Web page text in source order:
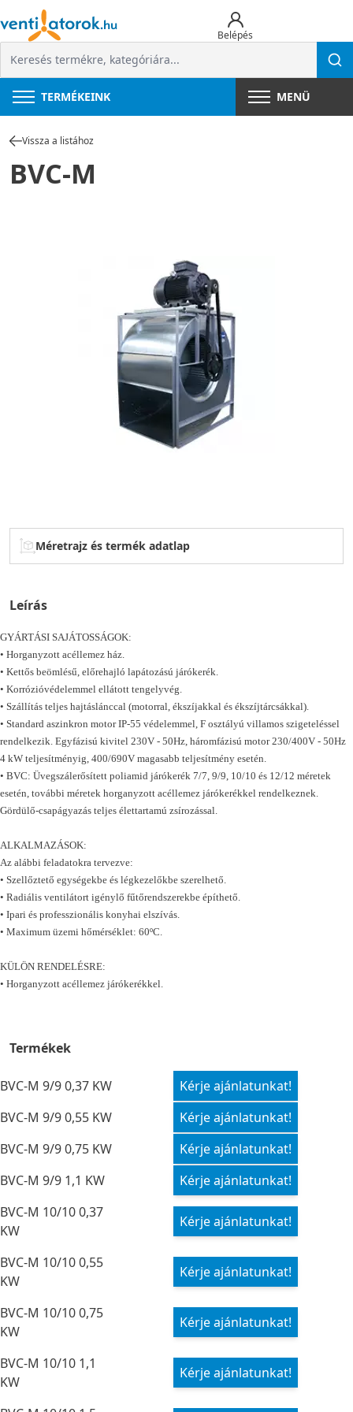
Belépés
TERMÉKEINK MENÜ
Vissza a listához
BVC-M
Méretrajz és termék adatlap
Leírás
GYÁRTÁSI SAJÁTOSSÁGOK:
• Horganyzott acéllemez ház.
• Kettős beömlésű, előrehajló lapátozású járókerék.
• Korrózióvédelemmel ellátott tengelyvég.
• Szállítás teljes hajtáslánccal (motorral, ékszíjakkal és ékszíjtárcsákkal).
• Standard aszinkron motor IP-55 védelemmel, F osztályú villamos szigeteléssel
rendelkezik. Egyfázisú kivitel 230V - 50Hz, háromfázisú motor 230/400V - 50Hz
4 kW teljesítményig, 400/690V magasabb teljesítmény esetén.
• BVC: Üvegszálerősített poliamid járókerék 7/7, 9/9, 10/10 és 12/12 méretek
esetén, további méretek horganyzott acéllemez járókerékkel rendelkeznek.
Gördülő-csapágyazás teljes élettartamú zsírozással.
ALKALMAZÁSOK:
Az alábbi feladatokra tervezve:
• Szellőztető egységekbe és légkezelőkbe szerelhető.
• Radiális ventilátort igénylő fűtőrendszerekbe építhető.
• Ipari és professzionális konyhai elszívás.
• Maximum üzemi hőmérséklet: 60ºC.
KÜLÖN RENDELÉSRE:
• Horganyzott acéllemez járókerékkel.
Termékek
BVC-M 9/9 0,37 KW
Kérje ajánlatunkat!
BVC-M 9/9 0,55 KW
Kérje ajánlatunkat!
BVC-M 9/9 0,75 KW
Kérje ajánlatunkat!
BVC-M 9/9 1,1 KW
Kérje ajánlatunkat!
BVC-M 10/10 0,37
KW
Kérje ajánlatunkat!
BVC-M 10/10 0,55
KW
Kérje ajánlatunkat!
BVC-M 10/10 0,75
KW
Kérje ajánlatunkat!
BVC-M 10/10 1,1
KW
Kérje ajánlatunkat!